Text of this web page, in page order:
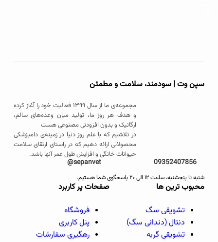
سپن وت | سودمند، سلامت و مطمئن
مجموعه‌ی ما از سال ۱۳۹۹ فعالیت خود را آغاز کرده
و هدف هر روز ما، تولید میان وعده‌های سالم،
ارگانیک و بدون افزودنی مصنوعی هست
در تلاشیم که با علم روز دنیا در زمینه‌ی دامپزشکی
محصولاتی ارائه دهیم که در راستای ارتقای سلامت
حیوانات خانگی و افزایش طول عمر آنها باشد.
09352407856
sepanvet@
شنبه تا پنجشنبه، ساعت ۱۲ الی ۲۰ پاسخگوی شما هستیم.
محبوب ترین ها
تشویقی سگ
دنتال (دندانی سگ)
تشویقی گربه
صفحات پر کاربرد
فروشگاه
پنل کاربری
رهگیری سفارشات